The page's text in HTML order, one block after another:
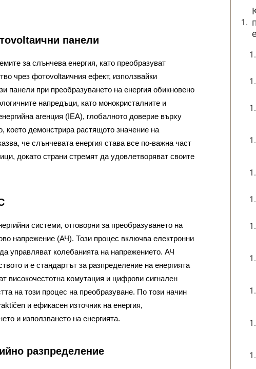
панели
за слънчева енергия, като преобразуват
чрез фотovoltaичния ефект, използвайки
панели при преобразуването на енергия обикновено
напредъци, като монокристалните и
агенция (IEA), глобалното доверие върху
което демонстрира растящото значение на
че слънчевата енергия става все по-важна част
докато страни стремят да удовлетворяват своите
системи, отговорни за преобразуването на
напрежение (АЧ). Този процес включва електронни
управляват колебанията на напрежението. АЧ
и е стандартът за разпределение на енергията
високочестотна комутация и цифрови сигнален
на този процес на преобразуване. По този начин
и ефикасен източник на енергия,
и използването на енергията.
разпределение